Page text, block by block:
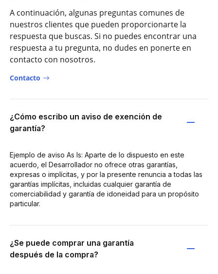
A continuación, algunas preguntas comunes de
nuestros clientes que pueden proporcionarte la
respuesta que buscas. Si no puedes encontrar una
respuesta a tu pregunta, no dudes en ponerte en
contacto con nosotros.
Contacto
¿Cómo escribo un aviso de exención de
garantía?
Ejemplo de aviso As Is: Aparte de lo dispuesto en este
acuerdo, el Desarrollador no ofrece otras garantías,
expresas o implícitas, y por la presente renuncia a todas las
garantías implícitas, incluidas cualquier garantía de
comerciabilidad y garantía de idoneidad para un propósito
particular.
¿Se puede comprar una garantía
después de la compra?